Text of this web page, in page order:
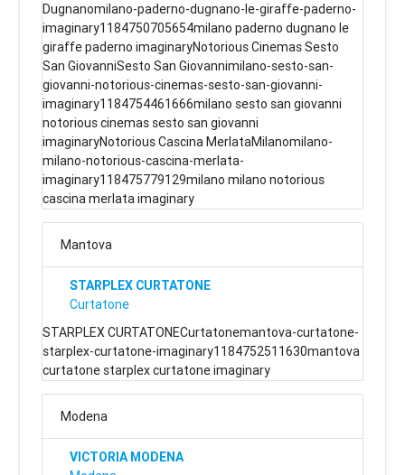
Dugnanomilano-paderno-dugnano-le-giraffe-paderno-
imaginary1184750705654milano paderno dugnano le
giraffe paderno imaginaryNotorious Cinemas Sesto
San GiovanniSesto San Giovannimilano-sesto-san-
giovanni-notorious-cinemas-sesto-san-giovanni-
imaginary1184754461666milano sesto san giovanni
notorious cinemas sesto san giovanni
imaginaryNotorious Cascina MerlataMilanomilano-
milano-notorious-cascina-merlata-
imaginary118475779129milano milano notorious
cascina merlata imaginary
Mantova
STARPLEX CURTATONE
Curtatone
STARPLEX CURTATONECurtatonemantova-curtatone-
starplex-curtatone-imaginary1184752511630mantova
curtatone starplex curtatone imaginary
Modena
VICTORIA MODENA